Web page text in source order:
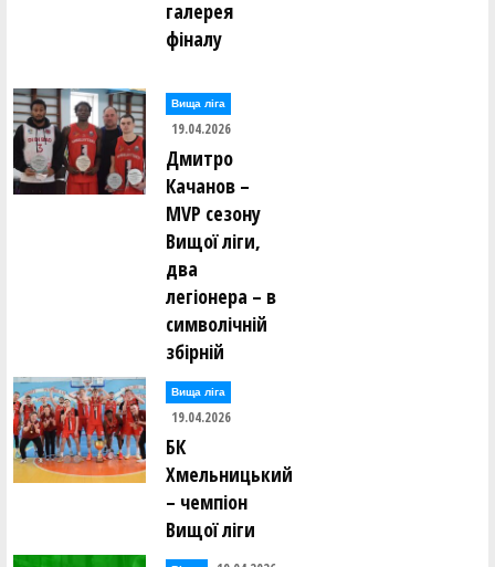
галерея
фіналу
Вища лiга
19.04.2026
Дмитро
Качанов –
MVP сезону
Вищої ліги,
два
легіонера – в
символічній
збірній
Вища лiга
19.04.2026
БК
Хмельницький
– чемпіон
Вищої ліги